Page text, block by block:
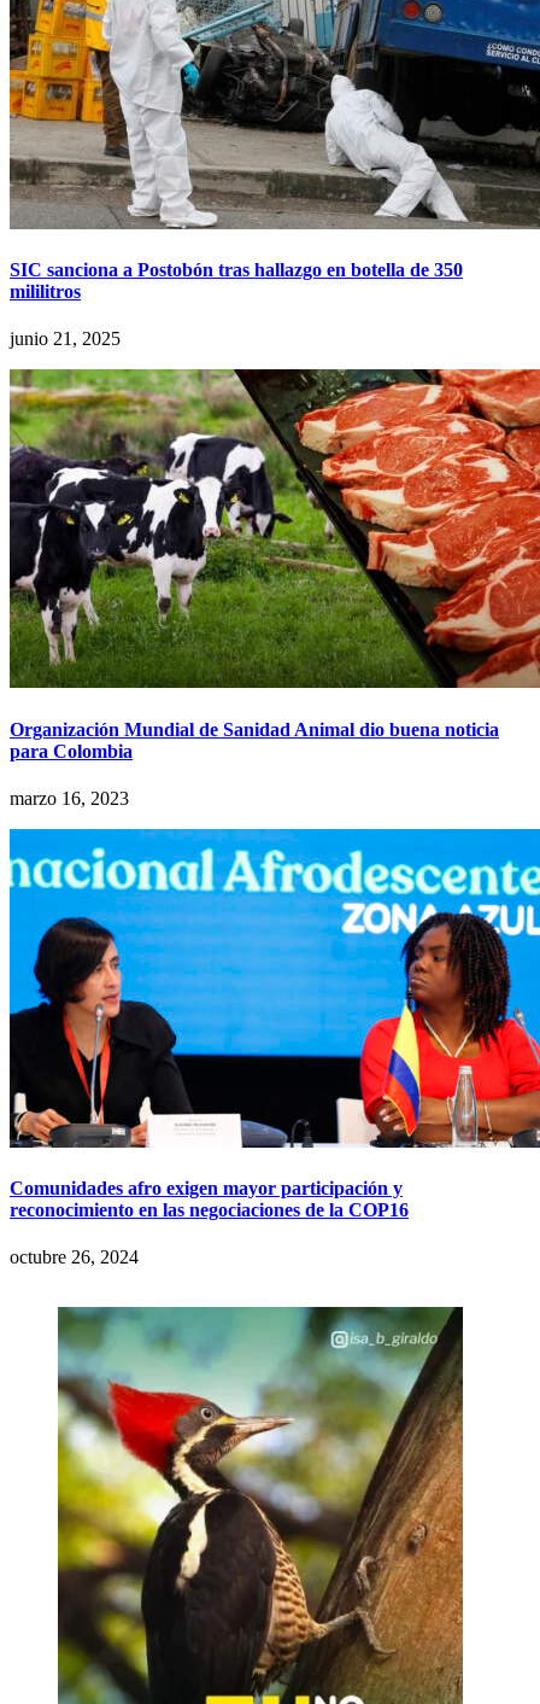
SIC sanciona a Postobón tras hallazgo en botella de 350
mililitros
junio 21, 2025
Organización Mundial de Sanidad Animal dio buena noticia
para Colombia
marzo 16, 2023
Comunidades afro exigen mayor participación y
reconocimiento en las negociaciones de la COP16
octubre 26, 2024